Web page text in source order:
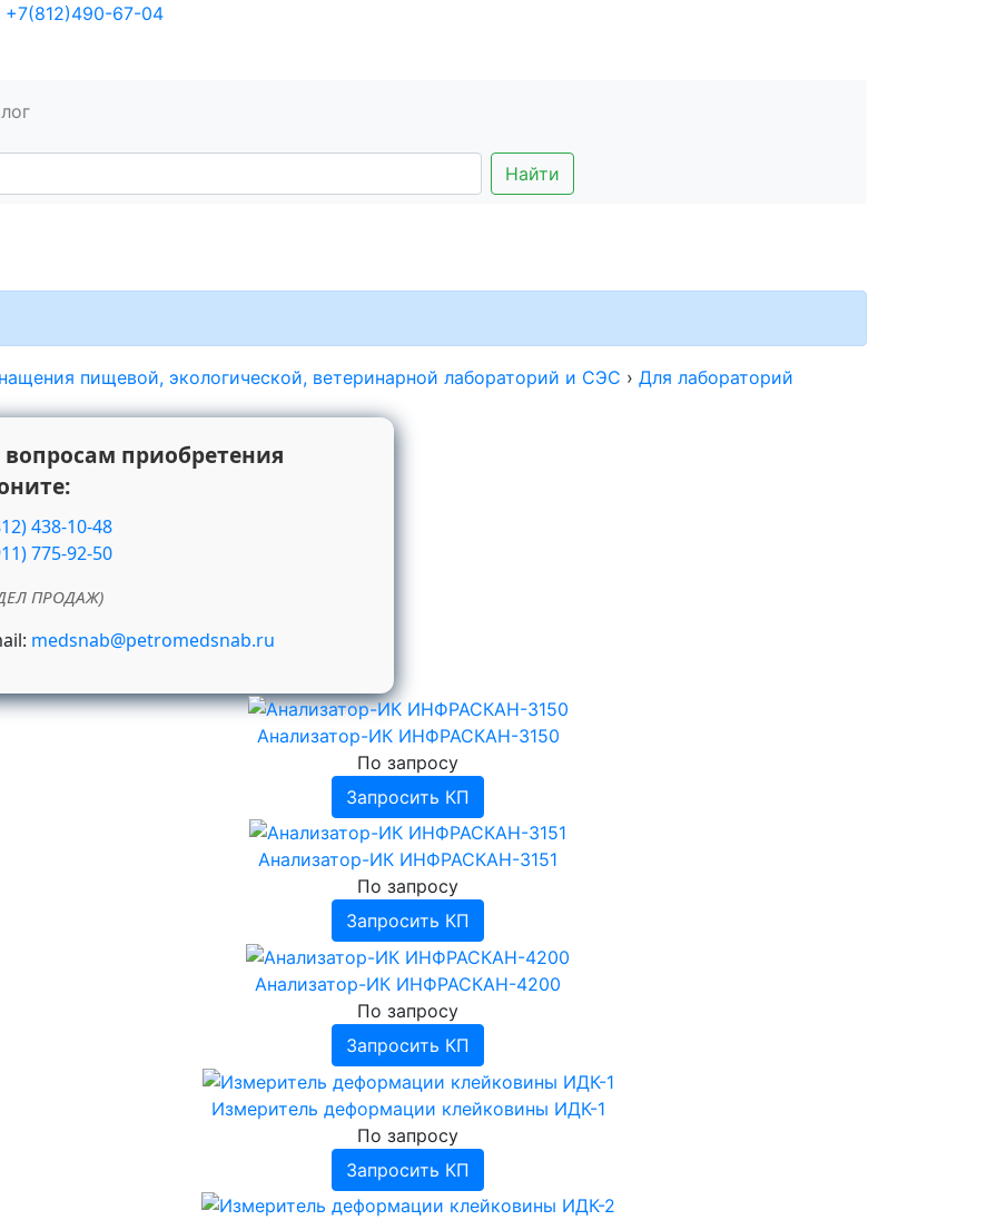
+7(812)490-67-04
Найти
пищевой, экологической, ветеринарной лабораторий и СЭС › Для лабораторий
вопросам приобретения
438-10-48
775-92-50
ПРОДАЖ)
medsnab@petromedsnab.ru
Анализатор-ИК ИНФРАСКАН-3150
По запросу
Запросить КП
Анализатор-ИК ИНФРАСКАН-3151
По запросу
Запросить КП
Анализатор-ИК ИНФРАСКАН-4200
По запросу
Запросить КП
Измеритель деформации клейковины ИДК-1
По запросу
Запросить КП